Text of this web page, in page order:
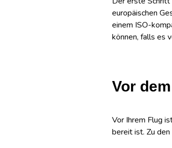
europäischen
einem ISO-
können, falls es
Vor
Vor Ihrem Flug
bereit ist. Zu